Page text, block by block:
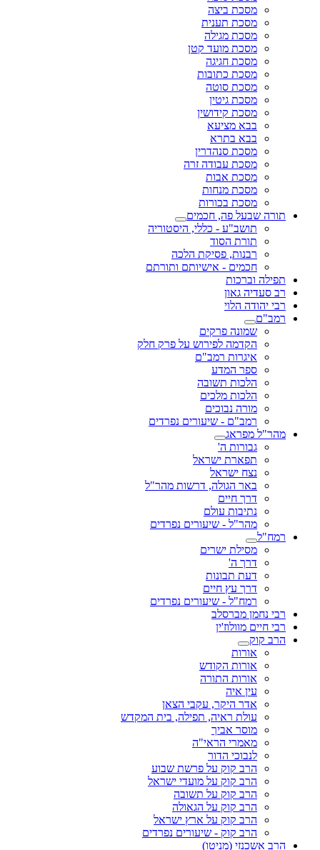
מסכת ביצה
מסכת תענית
מסכת מגילה
מסכת מועד קטן
מסכת חגיגה
מסכת כתובות
מסכת סוטה
מסכת גיטין
מסכת קידושין
בבא מציעא
בבא בתרא
מסכת סנהדרין
מסכת עבודה זרה
מסכת אבות
מסכת מנחות
מסכת בכורות
תורה שבעל פה, חכמים
תושב"ע - כללי, היסטוריה
תורת הסוד
רבנות, פסיקת הלכה
חכמים - אישיותם ותורתם
תפילה וברכות
רב סעדיה גאון
רבי יהודה הלוי
רמב"ם
שמונה פרקים
הקדמה לפירוש על פרק חלק
איגרות רמב"ם
ספר המדע
הלכות תשובה
הלכות מלכים
מורה נבוכים
רמב"ם - שיעורים נפרדים
מהר"ל מפראג
גבורות ה'
תפארת ישראל
נצח ישראל
באר הגולה, דרשות מהר"ל
דרך חיים
נתיבות עולם
מהר"ל - שיעורים נפרדים
רמח"ל
מסילת ישרים
דרך ה'
דעת תבונות
דרך עץ חיים
רמח"ל - שיעורים נפרדים
רבי נחמן מברסלב
רבי חיים מוולוז'ין
הרב קוק
אורות
אורות הקודש
אורות התורה
עין איה
אדר היקר, עקבי הצאן
עולת ראיה, תפילה, בית המקדש
מוסר אביך
מאמרי הראי"ה
לנבוכי הדור
הרב קוק על פרשת שבוע
הרב קוק על מועדי ישראל
הרב קוק על תשובה
הרב קוק על הגאולה
הרב קוק על ארץ ישראל
הרב קוק - שיעורים נפרדים
הרב אשכנזי (מניטו)